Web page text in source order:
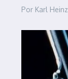
Por Karl Heinz